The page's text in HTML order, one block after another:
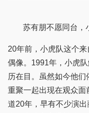
苏有朋不愿同台，
20年前，小虎队这个
偶像。1991年，小虎
历在目。虽然如今他
重聚一起出现在观众面
道20年，早有不少演